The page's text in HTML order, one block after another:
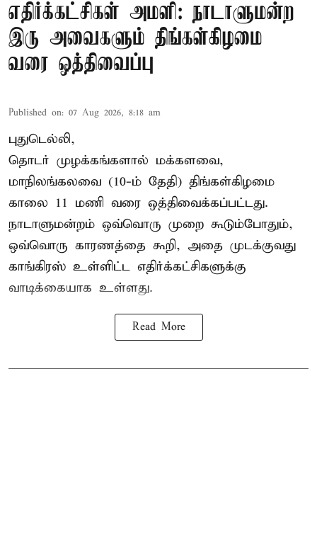
எதிர்க்கட்சிகள் அமளி: நாடாளுமன்ற
இரு அவைகளும் திங்கள்கிழமை
வரை ஒத்திவைப்பு
Published on: 07 Aug 2026, 8:18 am
புதுடெல்லி,
தொடர் முழக்கங்களால் மக்களவை,
மாநிலங்கலவை (10-ம் தேதி) திங்கள்கிழமை
காலை 11 மணி வரை ஒத்திவைக்கப்பட்டது.
நாடாளுமன்றம் ஒவ்வொரு முறை கூடும்போதும்,
ஒவ்வொரு காரணத்தை கூறி, அதை முடக்குவது
காங்கிரஸ் உள்ளிட்ட எதிர்க்கட்சிகளுக்கு
வாடிக்கையாக உள்ளது.
Read More